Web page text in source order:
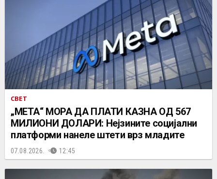
СВЕТ
„МЕТА“ МОРА ДА ПЛАТИ КАЗНА ОД 567
МИЛИОНИ ДОЛАРИ: Нејзините социјални
платформи нанеле штети врз младите
07.08.2026. 12:45